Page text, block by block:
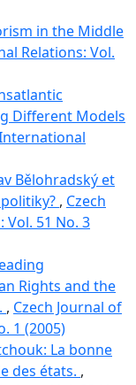
in the Middle
Relations: Vol.
Different Models
Bělohradský et
, Czech
51 No. 3
Rights and the
, Czech Journal of
1 (2005)
La bonne
des états. ,